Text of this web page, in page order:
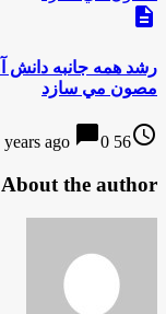
description
رشد همه جانبه دانش
مصون مي سازد
access_time
56 years ago
chat_bubble0
About the author